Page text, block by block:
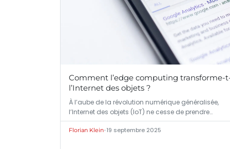
Comment l’edge computing transforme-
l’Internet des objets ?
À l’aube de la révolution numérique généralisée,
l’Internet des objets (IoT) ne cesse de prendre…
Florian Klein•19 septembre 2025